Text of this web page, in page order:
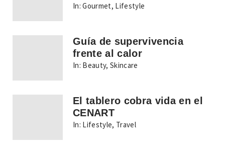
In: Gourmet, Lifestyle
Guía de supervivencia
frente al calor
In: Beauty,Skincare
El tablero cobra vida en el
CENART
In: Lifestyle, Travel